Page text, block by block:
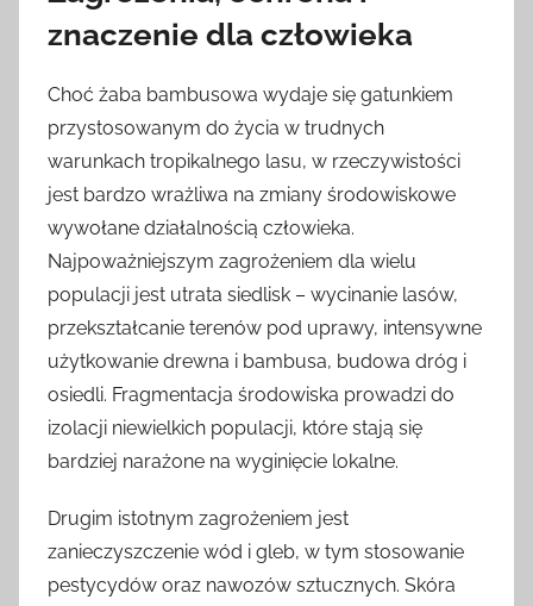
znaczenie dla człowieka
Choć żaba bambusowa wydaje się gatunkiem
przystosowanym do życia w trudnych
warunkach tropikalnego lasu, w rzeczywistości
jest bardzo wrażliwa na zmiany środowiskowe
wywołane działalnością człowieka.
Najpoważniejszym zagrożeniem dla wielu
populacji jest utrata siedlisk – wycinanie lasów,
przekształcanie terenów pod uprawy, intensywne
użytkowanie drewna i bambusa, budowa dróg i
osiedli. Fragmentacja środowiska prowadzi do
izolacji niewielkich populacji, które stają się
bardziej narażone na wyginięcie lokalne.
Drugim istotnym zagrożeniem jest
zanieczyszczenie wód i gleb, w tym stosowanie
pestycydów oraz nawozów sztucznych. Skóra